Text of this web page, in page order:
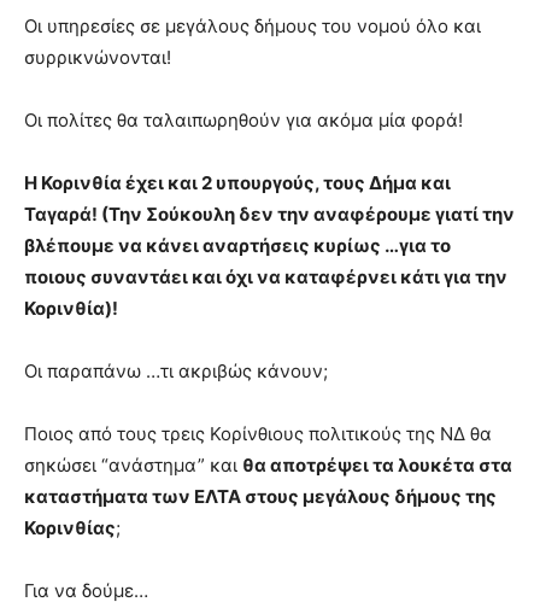
Οι υπηρεσίες σε μεγάλους δήμους του νομού όλο και
συρρικνώνονται!
Οι πολίτες θα ταλαιπωρηθούν για ακόμα μία φορά!
Η Κορινθία έχει και 2 υπουργούς, τους Δήμα και
Ταγαρά! (Την Σούκουλη δεν την αναφέρουμε γιατί την
βλέπουμε να κάνει αναρτήσεις κυρίως …για το
ποιους συναντάει και όχι να καταφέρνει κάτι για την
Κορινθία)!
Οι παραπάνω …τι ακριβώς κάνουν;
Ποιος από τους τρεις Κορίνθιους πολιτικούς της ΝΔ θα
σηκώσει “ανάστημα” και θα αποτρέψει τα λουκέτα στα
καταστήματα των ΕΛΤΑ στους μεγάλους δήμους της
Κορινθίας;
Για να δούμε…